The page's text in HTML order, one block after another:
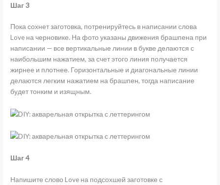
Шаг 3
Пока сохнет заготовка, потренируйтесь в написании слова
Love на черновике. На фото указаны движения брашпена при
написании — все вертикальные линии в букве делаются с
наибольшим нажатием, за счет этого линия получается
жирнее и плотнее. Горизонтальные и диагональные линии
делаются легким нажатием на брашпен, тогда написание
будет тонким и изящным.
Шаг 4
Напишите слово Love на подсохшей заготовке с